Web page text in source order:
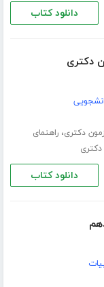
دانلود کتاب
دکتری
دکتری،راهنمای
دانلود کتاب